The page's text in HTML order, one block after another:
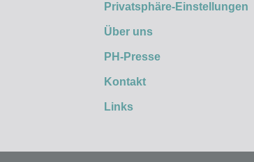
Privatsphäre-Einstellungen
Über uns
PH-Presse
Kontakt
Links